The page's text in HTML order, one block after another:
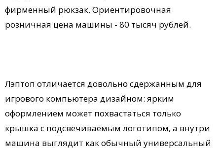
фирменный рюкзак. Ориентировочная
розничная цена машины - 80 тысяч рублей.
Лэптоп отличается довольно сдержанным для
игрового компьютера дизайном: ярким
оформлением может похвастаться только
крышка с подсвечиваемым логотипом, а внутри
машина выглядит как обычный универсальный